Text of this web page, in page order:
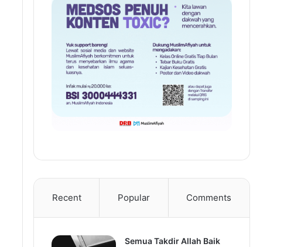
Recent Popular Comments
Semua Takdir Allah Baik